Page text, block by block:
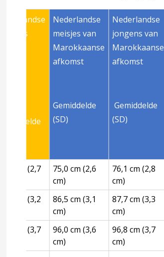
Nederlandse
jongens
Gemiddelde
Nederlandse
meisjes van
Marokkaanse
afkomst
Gemiddelde
(SD)
Nederlandse
jongens van
Marokkaanse
afkomst
Gemiddelde
(SD)
76,7 cm (2,7
75,0 cm (2,6
cm)
76,1 cm (2,8
cm)
88,4 cm (3,2
86,5 cm (3,1
cm)
87,7 cm (3,3
cm)
97,8 cm (3,7
96,0 cm (3,6
cm)
96,8 cm (3,7
cm)